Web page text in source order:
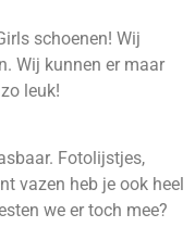
schoenen! Wij
Wij kunnen er maar
leuk!
Fotolijstjes,
vazen heb je ook heel
we er toch mee?